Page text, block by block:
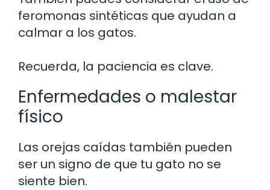
feromonas sintéticas que ayudan a
calmar a los gatos.
Recuerda, la paciencia es clave.
Enfermedades o malestar
físico
Las orejas caídas también pueden
ser un signo de que tu gato no se
siente bien.